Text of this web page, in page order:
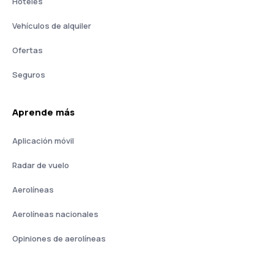
Vehículos de alquiler
Ofertas
Seguros
Aprende más
Aplicación móvil
Radar de vuelo
Aerolíneas
Aerolíneas nacionales
Opiniones de aerolíneas